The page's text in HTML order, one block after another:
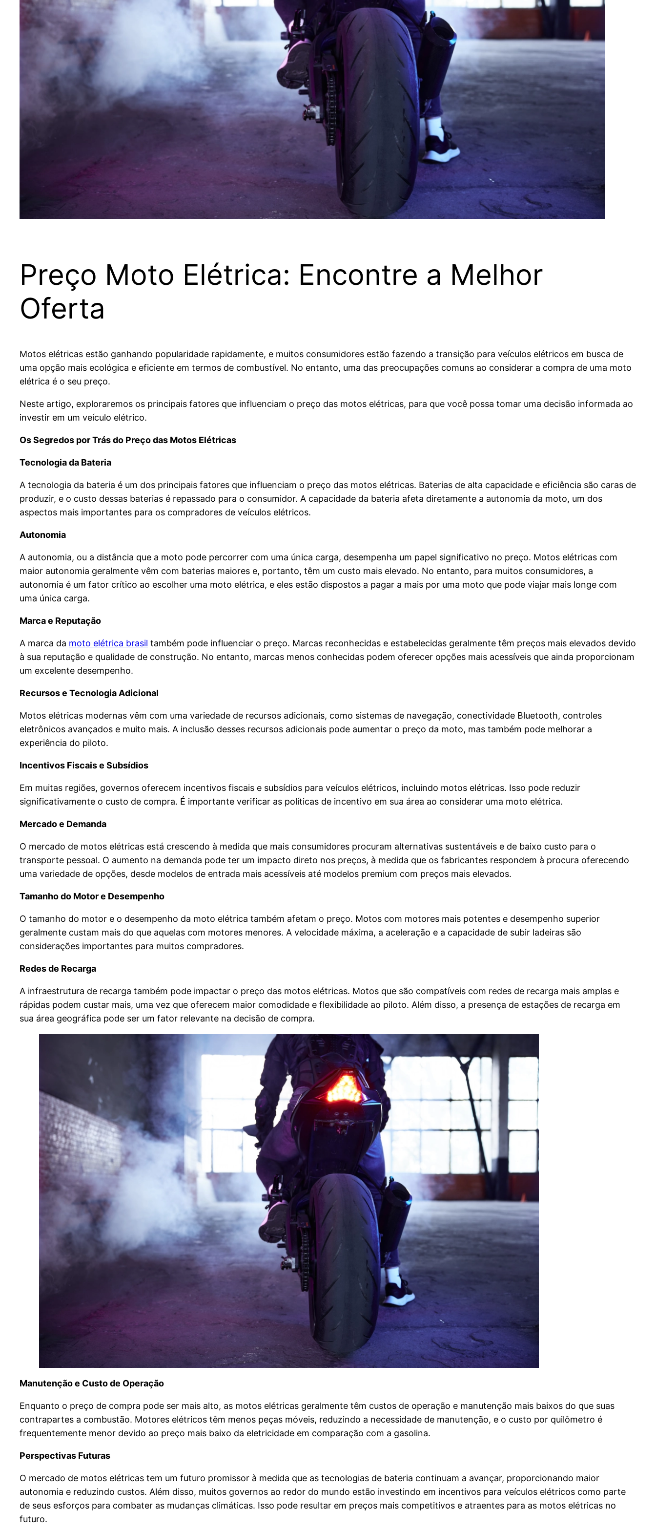
Preço Moto Elétrica: Encontre a Melhor
Oferta
Motos elétricas estão ganhando popularidade rapidamente, e muitos consumidores estão fazendo a transição para veículos elétricos em busca de
uma opção mais ecológica e eficiente em termos de combustível. No entanto, uma das preocupações comuns ao considerar a compra de uma moto
elétrica é o seu preço.
Neste artigo, exploraremos os principais fatores que influenciam o preço das motos elétricas, para que você possa tomar uma decisão informada ao
investir em um veículo elétrico.
Os Segredos por Trás do Preço das Motos Elétricas
Tecnologia da Bateria
A tecnologia da bateria é um dos principais fatores que influenciam o preço das motos elétricas. Baterias de alta capacidade e eficiência são caras de
produzir, e o custo dessas baterias é repassado para o consumidor. A capacidade da bateria afeta diretamente a autonomia da moto, um dos
aspectos mais importantes para os compradores de veículos elétricos.
Autonomia
A autonomia, ou a distância que a moto pode percorrer com uma única carga, desempenha um papel significativo no preço. Motos elétricas com
maior autonomia geralmente vêm com baterias maiores e, portanto, têm um custo mais elevado. No entanto, para muitos consumidores, a
autonomia é um fator crítico ao escolher uma moto elétrica, e eles estão dispostos a pagar a mais por uma moto que pode viajar mais longe com
uma única carga.
Marca e Reputação
A marca da moto elétrica brasil também pode influenciar o preço. Marcas reconhecidas e estabelecidas geralmente têm preços mais elevados devido
à sua reputação e qualidade de construção. No entanto, marcas menos conhecidas podem oferecer opções mais acessíveis que ainda proporcionam
um excelente desempenho.
Recursos e Tecnologia Adicional
Motos elétricas modernas vêm com uma variedade de recursos adicionais, como sistemas de navegação, conectividade Bluetooth, controles
eletrônicos avançados e muito mais. A inclusão desses recursos adicionais pode aumentar o preço da moto, mas também pode melhorar a
experiência do piloto.
Incentivos Fiscais e Subsídios
Em muitas regiões, governos oferecem incentivos fiscais e subsídios para veículos elétricos, incluindo motos elétricas. Isso pode reduzir
significativamente o custo de compra. É importante verificar as políticas de incentivo em sua área ao considerar uma moto elétrica.
Mercado e Demanda
O mercado de motos elétricas está crescendo à medida que mais consumidores procuram alternativas sustentáveis e de baixo custo para o
transporte pessoal. O aumento na demanda pode ter um impacto direto nos preços, à medida que os fabricantes respondem à procura oferecendo
uma variedade de opções, desde modelos de entrada mais acessíveis até modelos premium com preços mais elevados.
Tamanho do Motor e Desempenho
O tamanho do motor e o desempenho da moto elétrica também afetam o preço. Motos com motores mais potentes e desempenho superior
geralmente custam mais do que aquelas com motores menores. A velocidade máxima, a aceleração e a capacidade de subir ladeiras são
considerações importantes para muitos compradores.
Redes de Recarga
A infraestrutura de recarga também pode impactar o preço das motos elétricas. Motos que são compatíveis com redes de recarga mais amplas e
rápidas podem custar mais, uma vez que oferecem maior comodidade e flexibilidade ao piloto. Além disso, a presença de estações de recarga em
sua área geográfica pode ser um fator relevante na decisão de compra.
Manutenção e Custo de Operação
Enquanto o preço de compra pode ser mais alto, as motos elétricas geralmente têm custos de operação e manutenção mais baixos do que suas
contrapartes a combustão. Motores elétricos têm menos peças móveis, reduzindo a necessidade de manutenção, e o custo por quilômetro é
frequentemente menor devido ao preço mais baixo da eletricidade em comparação com a gasolina.
Perspectivas Futuras
O mercado de motos elétricas tem um futuro promissor à medida que as tecnologias de bateria continuam a avançar, proporcionando maior
autonomia e reduzindo custos. Além disso, muitos governos ao redor do mundo estão investindo em incentivos para veículos elétricos como parte
de seus esforços para combater as mudanças climáticas. Isso pode resultar em preços mais competitivos e atraentes para as motos elétricas no
futuro.